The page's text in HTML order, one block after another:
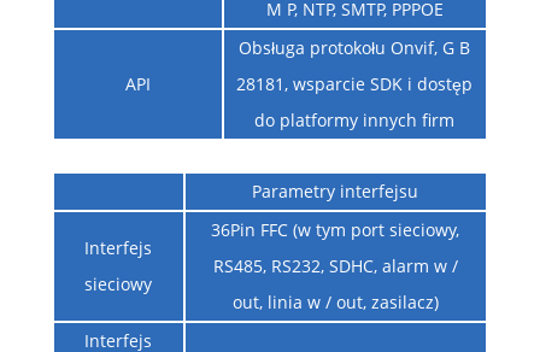
M P, NTP, SMTP, PPPOE
API
Obsługa protokołu Onvif, G B
28181, wsparcie SDK i dostęp
do platformy innych firm
Parametry interfejsu
Interfejs
sieciowy
36Pin FFC (w tym port sieciowy,
RS485, RS232, SDHC, alarm w /
out, linia w / out, zasilacz)
Interfejs